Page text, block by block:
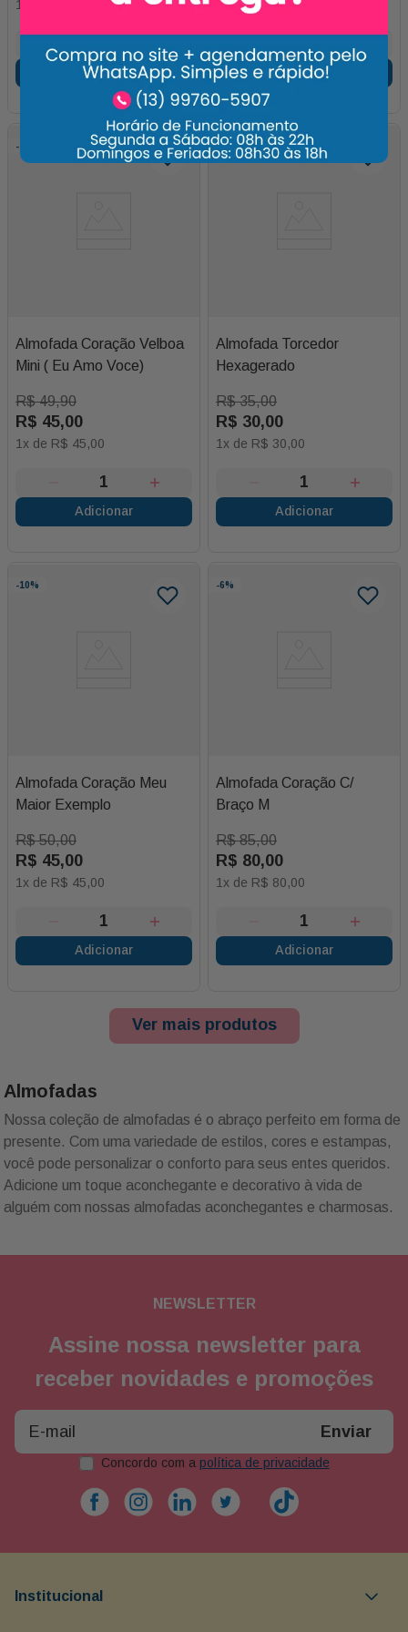
1
Adicionar
4x deR$ 55 00
Adicionar
-
Almofada Coração Velboa
Mini ( Eu Amo Voce)
R$ 49,90
R$ 45,00
1x de R$ 45,00
Adicionar
-14%
Almofada Torcedor
Hexagerado
R$ 35,00
R$ 30,00
1x de R$ 30,00
Adicionar
-10%
Almofada Coração Meu
Maior Exemplo
R$ 50,00
R$ 45,00
1x de R$ 45,00
Adicionar
-6%
Almofada Coração C/
Braço M
R$ 85,00
R$ 80,00
1x de R$ 80,00
Adicionar
Ver mais produtos
Almofadas
Nossa coleção de almofadas é o abraço perfeito em forma de
presente. Com uma variedade de estilos, cores e estampas,
você pode personalizar o conforto para seus entes queridos.
Adicione um toque aconchegante e decorativo à vida de
alguém com nossas almofadas aconchegantes e charmosas.
NEWSLETTER
Assine nossa newsletter para
receber novidades e promoções
Enviar
Concordo com a política de privacidade
Institucional